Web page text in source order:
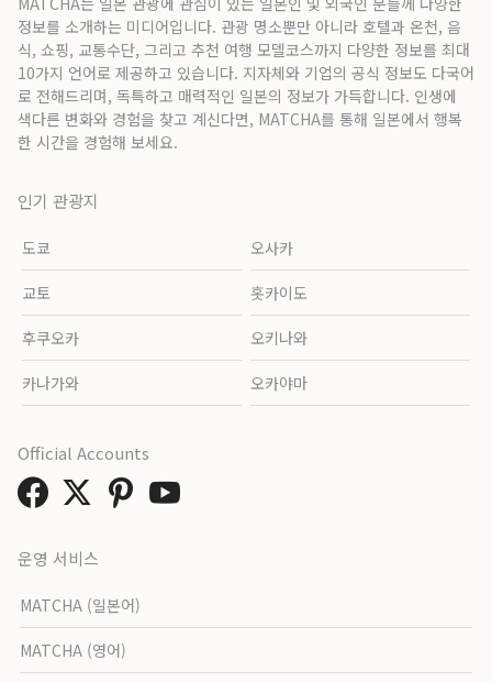
정보를 소개하는 미디어입니다. 관광 명소뿐만 아니라 호텔과 온천, 음
식, 쇼핑, 교통수단, 그리고 추천 여행 모델코스까지 다양한 정보를 최대
10가지 언어로 제공하고 있습니다. 지자체와 기업의 공식 정보도 다국어
로 전해드리며, 독특하고 매력적인 일본의 정보가 가득합니다. 인생에
색다른 변화와 경험을 찾고 계신다면, MATCHA를 통해 일본에서 행복
한 시간을 경험해 보세요.
인기 관광지
도쿄 오사카
교토 홋카이도
후쿠오카 오키나와
카나가와 오카야마
운영 서비스
MATCHA (일본어)
MATCHA (영어)
Official Accounts